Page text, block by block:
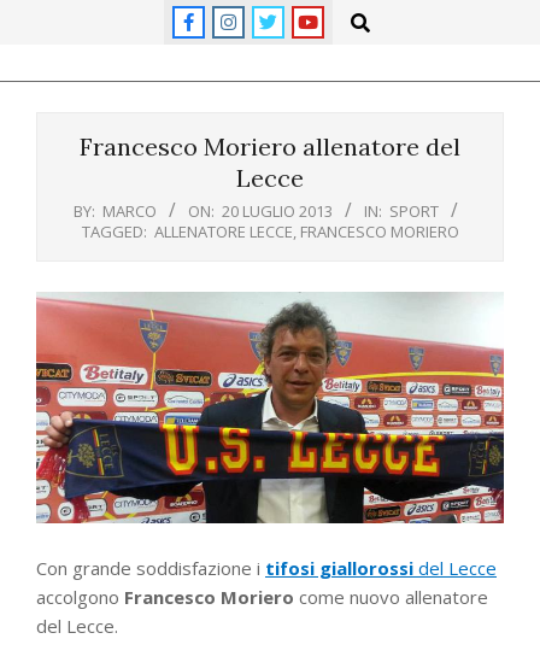
Search
Francesco Moriero allenatore del
Lecce
BY: MARCO ON: 20 LUGLIO 2013 IN: SPORT
TAGGED: ALLENATORE LECCE, FRANCESCO MORIERO
Con grande soddisfazione i tifosi giallorossi del Lecce
accolgono Francesco Moriero come nuovo allenatore
del Lecce.